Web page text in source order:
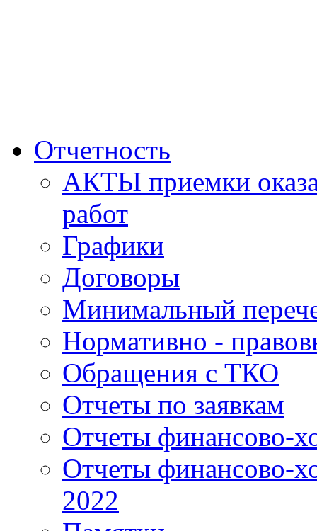
Отчетность
АКТЫ приемки
работ
Графики
Договоры
Минимальный
Нормативно -
Обращения с ТКО
Отчеты по заявкам
Отчеты финансово-
Отчеты финансово-
2022